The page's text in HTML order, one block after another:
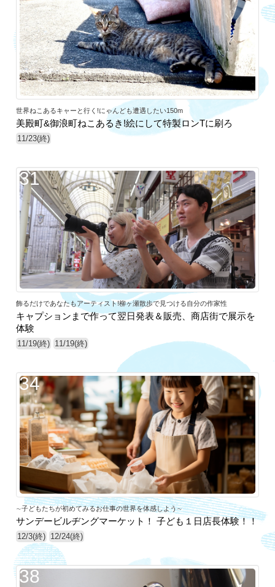
世界ねこあるキャーと行く!にゃんども遭遇したい150m
美殿町&御浪町ねこあるき!絵にして特製ロンTに刷ろ
11/23(終)
31
飾るだけであなたもアーティスト!柳ヶ瀬散歩で見つける自分の作家性
キャプションまで作って翌日発表＆販売、商店街で展示を
体験
11/19(終) 11/19(終)
34
∼子どもたちが初めてみるお仕事の世界を体感しよう∼
サンデービルヂングマーケット！ 子ども１日店長体験！！
12/3(終) 12/24(終)
38